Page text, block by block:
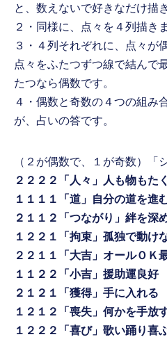
と、数えないで好きなだけ描
２・同様に、点々を４列描き
３・４列それぞれに、点々が
点々をふたつずつ線で結んで
たつなら偶数です。
４・偶数と奇数の４つの組み
が、占いの答です。
（２が偶数で、１が奇数）「
２２２２「人々」人も物もた
１１１１「道」自分の道を進
２１１２「つながり」絆を深
１２２１「拘束」孤独で動け
２２１１「大吉」オールＯＫ
１１２２「小吉」援助運良好
２１２１「獲得」手に入れる
１２１２「喪失」何かを手放
１２２２「喜び」歌い踊り喜